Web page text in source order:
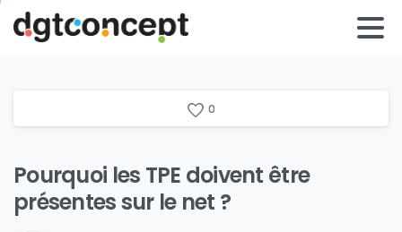
0
Pourquoi les TPE doivent être
présentes sur le net ?